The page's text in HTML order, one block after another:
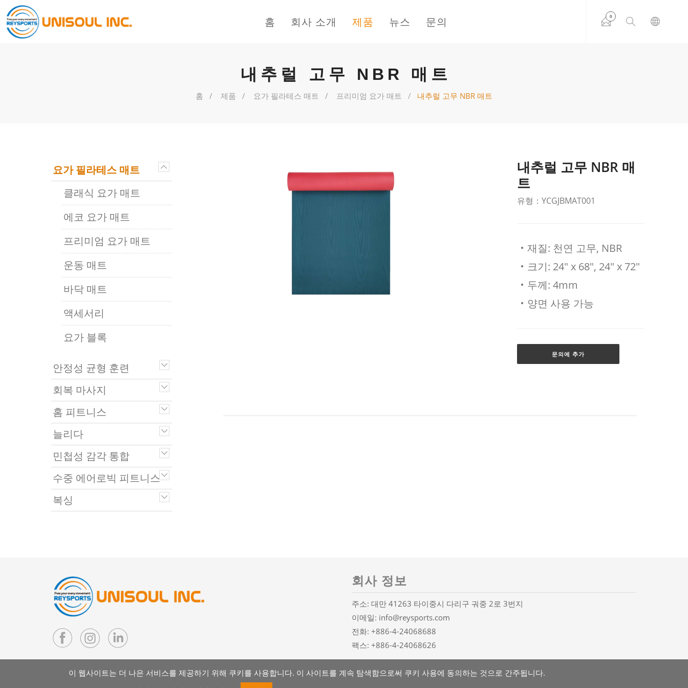
0
홈 회사 소개 제품 뉴스 문의
내추럴 고무 NBR 매트
홈 제품 요가 필라테스 매트 프리미엄 요가 매트 내추럴 고무 NBR 매트
요가 필라테스 매트
클래식 요가 매트
에코 요가 매트
프리미엄 요가 매트
운동 매트
바닥 매트
액세서리
요가 블록
안정성 균형 훈련
회복 마사지
홈 피트니스
늘리다
민첩성 감각 통합
수중 에어로빅 피트니스
복싱
내추럴 고무 NBR 매
트
유형：YCGJBMAT001
‧재질: 천연 고무, NBR
‧크기: 24" x 68", 24" x 72"
‧두께: 4mm
‧양면 사용 가능
문의에 추가
이 웹사이트는 더 나은 서비스를 제공하기 위해 쿠키를 사용합니다. 이 사이트를 계속 탐색함으로써 쿠키 사용에 동의하는 것으로 간주됩니다.
회사 정보
주소: 대만 41263 타이중시 다리구 궈중 2로 3번지
이메일: info@reysports.com
전화: +886-4-24068688
팩스: +886-4-24068626
Copyright © 2026 UNISOUL INC. All rights reserved. Atteipo 사이트맵